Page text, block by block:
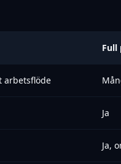
Full
arbetsflöde
Ja
Ja,